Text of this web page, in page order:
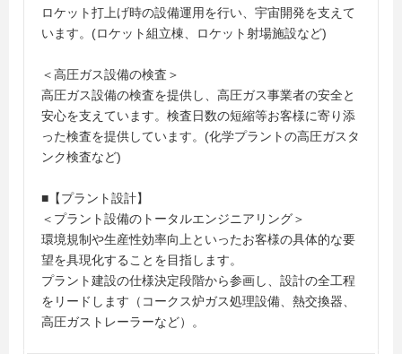
ロケット打上げ時の設備運用を行い、宇宙開発を支えて
います。(ロケット組立棟、ロケット射場施設など)
＜高圧ガス設備の検査＞
高圧ガス設備の検査を提供し、高圧ガス事業者の安全と
安心を支えています。検査日数の短縮等お客様に寄り添
った検査を提供しています。(化学プラントの高圧ガスタ
ンク検査など)
■【プラント設計】
＜プラント設備のトータルエンジニアリング＞
環境規制や生産性効率向上といったお客様の具体的な要
望を具現化することを目指します。
プラント建設の仕様決定段階から参画し、設計の全工程
をリードします（コークス炉ガス処理設備、熱交換器、
高圧ガストレーラーなど）。